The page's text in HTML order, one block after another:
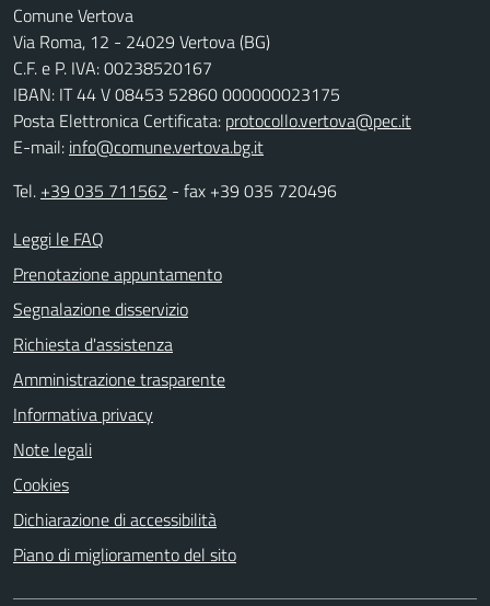
Comune Vertova
Via Roma, 12 - 24029 Vertova (BG)
C.F. e P. IVA: 00238520167
IBAN: IT 44 V 08453 52860 000000023175
Posta Elettronica Certificata: protocollo.vertova@pec.it
E-mail: info@comune.vertova.bg.it
Tel. +39 035 711562 - fax +39 035 720496
Leggi le FAQ
Prenotazione appuntamento
Segnalazione disservizio
Richiesta d'assistenza
Amministrazione trasparente
Informativa privacy
Note legali
Cookies
Dichiarazione di accessibilità
Piano di miglioramento del sito